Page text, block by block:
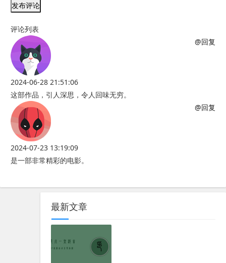
发布评论
评论列表
@回复
2024-06-28 21:51:06
这部作品，引人深思，令人回味无穷。
@回复
2024-07-23 13:19:09
是一部非常精彩的电影。
最新文章